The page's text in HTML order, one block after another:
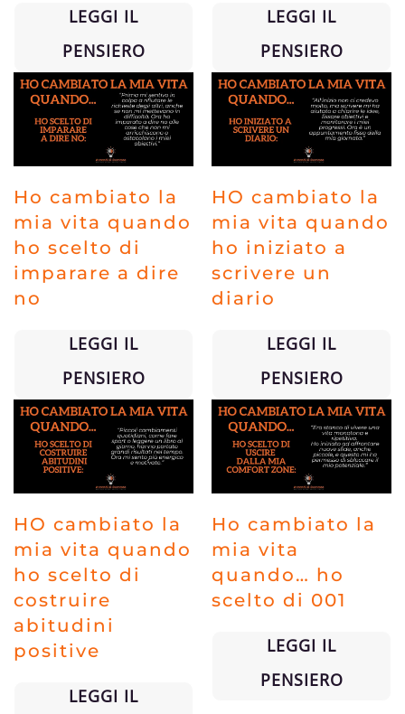
LEGGI IL
PENSIERO
LEGGI IL
PENSIERO
Ho cambiato la
mia vita quando
ho scelto di
imparare a dire
no
LEGGI IL
PENSIERO
HO cambiato la
mia vita quando
ho iniziato a
scrivere un
diario
LEGGI IL
PENSIERO
HO cambiato la
mia vita quando
ho scelto di
costruire
abitudini
positive
LEGGI IL
Ho cambiato la
mia vita
quando… ho
scelto di 001
LEGGI IL
PENSIERO